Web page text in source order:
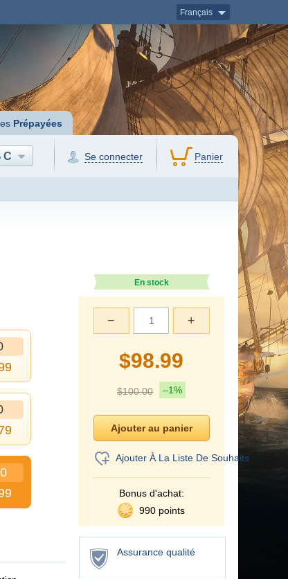
Français
Prépayées
Se connecter Panier
En stock
+
−
$98.99
$100.00 –1%
Ajouter À La Liste De Souhaits
Bonus d'achat:
990 points
Assurance qualité